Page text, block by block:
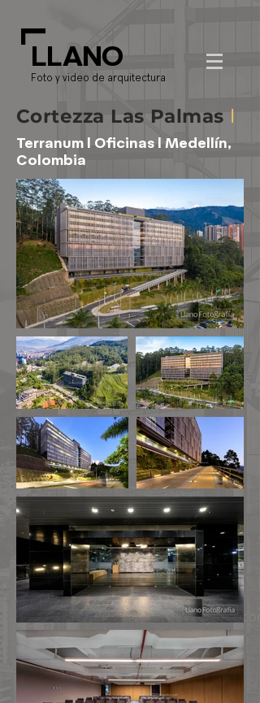
L
LLANO
Foto y video de arquitectura
Cortezza Las Palmas l
Terranum l Oficinas l Medellín,
Colombia